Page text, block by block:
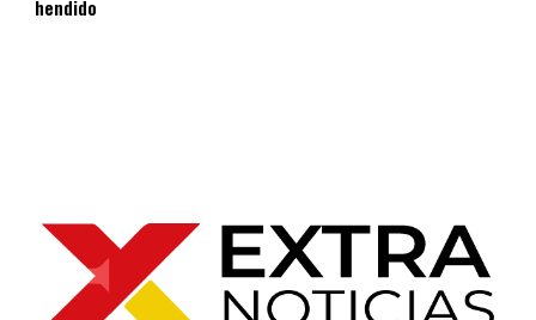
hendido